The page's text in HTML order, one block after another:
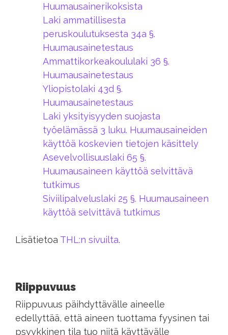
Huumausainerikoksista
Laki ammatillisesta
peruskoulutuksesta 34a §.
Huumausainetestaus
Ammattikorkeakoululaki 36 §.
Huumausainetestaus
Yliopistolaki 43d §.
Huumausainetestaus
Laki yksityisyyden suojasta
työelämässä 3 luku. Huumausaineiden
käyttöä koskevien tietojen käsittely
Asevelvollisuuslaki 65 §.
Huumausaineen käyttöä selvittävä
tutkimus
Siviilipalveluslaki 25 §. Huumausaineen
käyttöä selvittävä tutkimus
Lisätietoa THL:n sivuilta.
Riippuvuus
Riippuvuus päihdyttävälle aineelle
edellyttää, että aineen tuottama fyysinen tai
psyykkinen tila tuo niitä käyttävälle